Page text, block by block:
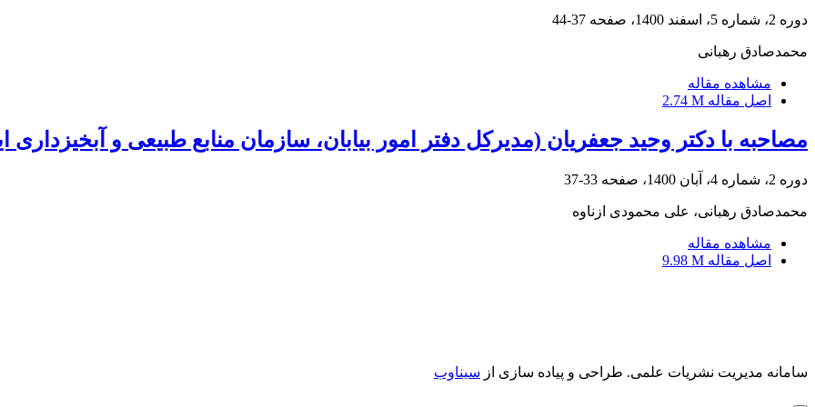
دوره 2، شماره 5، اسفند 1400، صفحه 37-44
محمدصادق رهبانی
مشاهده مقاله
اصل مقاله 2.74 M
مصاحبه با دکتر وحید جعفریان (مدیرکل دفتر امور بیابان، سازمان منابع طبیعی و آبخیزداری
دوره 2، شماره 4، آبان 1400، صفحه 33-37
محمدصادق رهبانی، علی محمودی ازناوه
مشاهده مقاله
اصل مقاله 9.98 M
سامانه مدیریت نشریات علمی. طراحی و پیاده سازی از سیناوب